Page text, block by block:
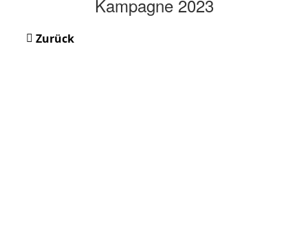
Kampagne 2023
Zurück